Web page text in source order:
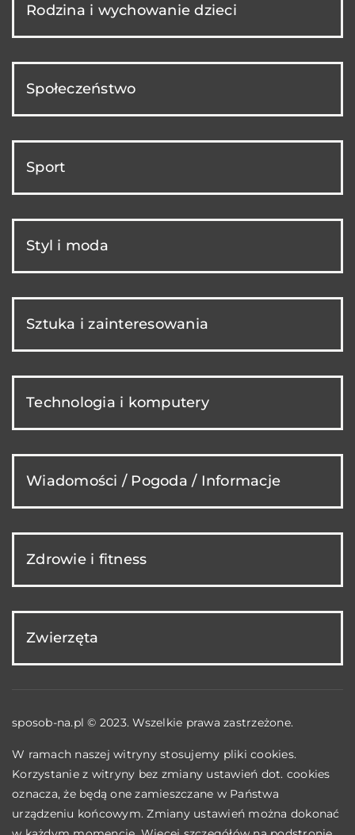
Rodzina i wychowanie dzieci
Społeczeństwo
Sport
Styl i moda
Sztuka i zainteresowania
Technologia i komputery
Wiadomości / Pogoda / Informacje
Zdrowie i fitness
Zwierzęta
sposob-na.pl © 2023. Wszelkie prawa zastrzeżone.
W ramach naszej witryny stosujemy pliki cookies.
Korzystanie z witryny bez zmiany ustawień dot. cookies
oznacza, że będą one zamieszczane w Państwa
urządzeniu końcowym. Zmiany ustawień można dokonać